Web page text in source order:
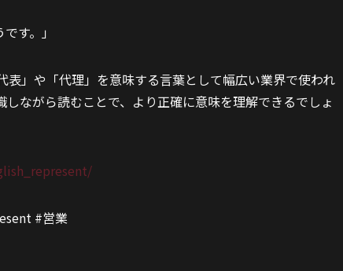
す。」
」や「代理」を意味する言葉として幅広い業界で使われ
ながら読むことで、より正確に意味を理解できるでしょ
#営業